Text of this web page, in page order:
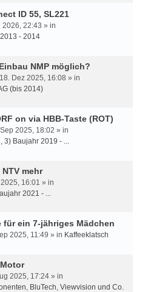
ID 55, SL221
2026, 22:43 » in
- 2014
NMP möglich?
Dez 2025, 16:08 » in
(bis 2014)
on via HBB-Taste (ROT)
2025, 18:02 » in
3) Baujahr 2019 - ...
mehr
16:01 » in
2021 - ...
für ein 7-jähriges Mädchen
2025, 11:49 » in Kaffeeklatsch
2025, 17:24 » in
BluTech, Viewvision und Co.